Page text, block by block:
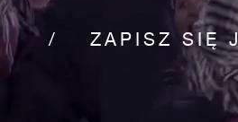
ZAPISZ SIĘ